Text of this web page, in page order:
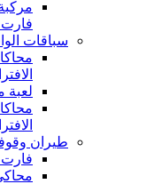
فارت
سباقات
لعبة
طيران